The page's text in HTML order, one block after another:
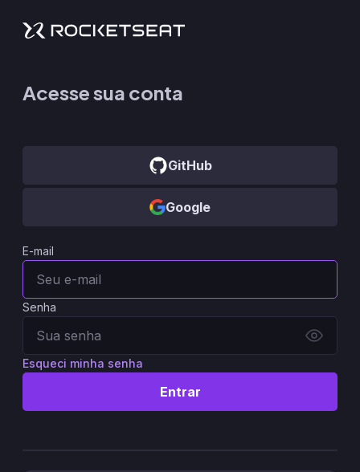
Acesse sua conta
GitHub
Google
E-mail
Senha
Esqueci minha senha
Entrar